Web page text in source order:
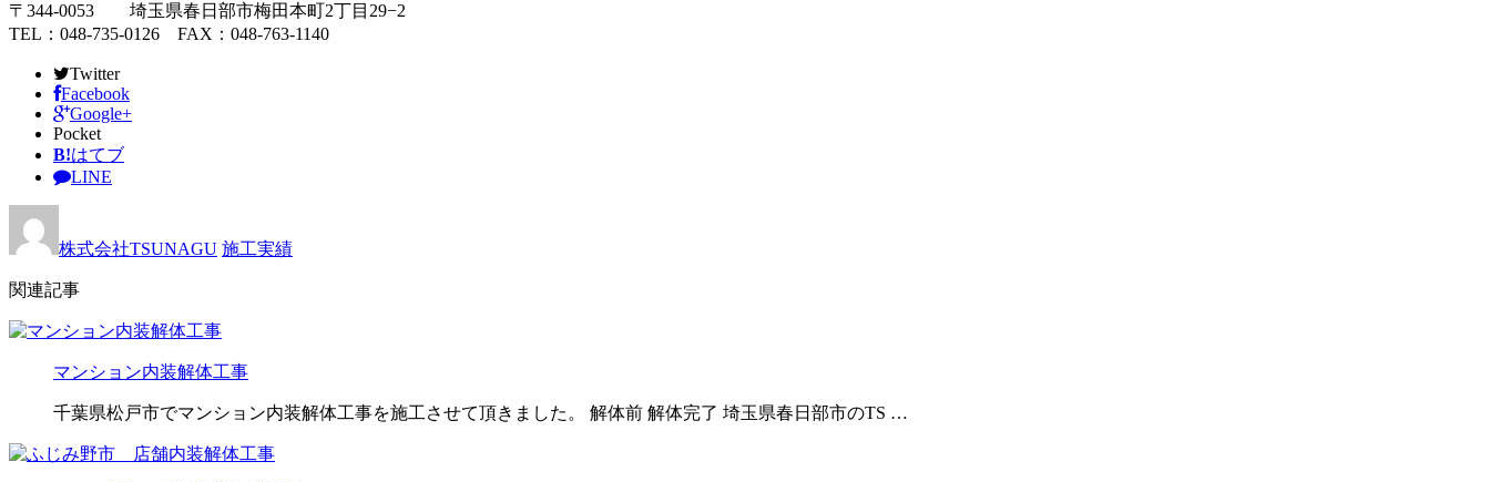
〒344-0053 埼玉県春日部市梅田本町2丁目29−2
TEL：048-735-0126 FAX：048-763-1140
Twitter
Facebook
Google+
Pocket
B!はてブ
LINE
株式会社TSUNAGU 施工実績
関連記事
マンション内装解体工事
千葉県松戸市でマンション内装解体工事を施工させて頂きました。 解体前 解体完了 埼玉県春日部市のTS …